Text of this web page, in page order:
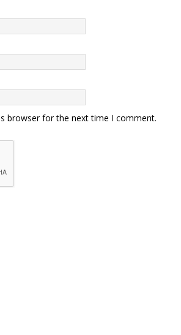
browser for the next time I comment.